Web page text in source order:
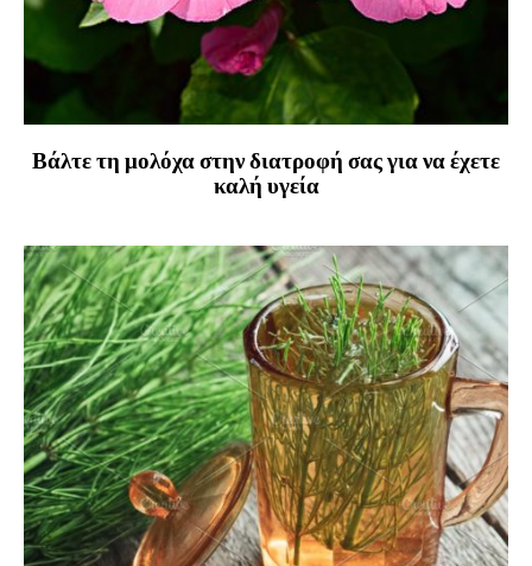
Βάλτε τη μολόχα στην διατροφή σας για να έχετε
καλή υγεία